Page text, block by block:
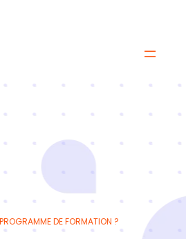
professionnelle |
DE FORMATION ?